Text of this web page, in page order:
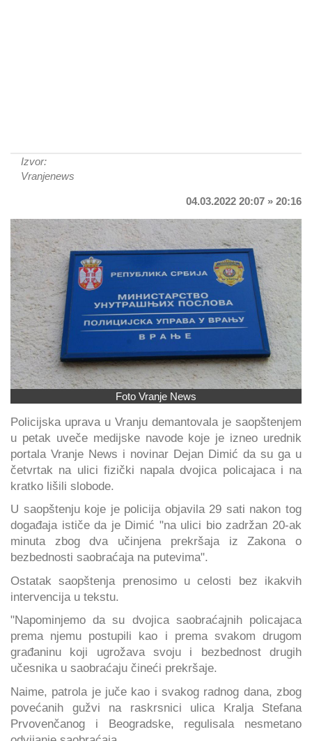
Izvor:
Vranjenews
04.03.2022 20:07 » 20:16
Foto Vranje News
Policijska uprava u Vranju demantovala je saopštenjem
u petak uveče medijske navode koje je izneo urednik
portala Vranje News i novinar Dejan Dimić da su ga u
četvrtak na ulici fizički napala dvojica policajaca i na
kratko lišili slobode.
U saopštenju koje je policija objavila 29 sati nakon tog
događaja ističe da je Dimić "na ulici bio zadržan 20-ak
minuta zbog dva učinjena prekršaja iz Zakona o
bezbednosti saobraćaja na putevima".
Ostatak saopštenja prenosimo u celosti bez ikakvih
intervencija u tekstu.
"Napominjemo da su dvojica saobraćajnih policajaca
prema njemu postupili kao i prema svakom drugom
građaninu koji ugrožava svoju i bezbednost drugih
učesnika u saobraćaju čineći prekršaje.
Naime, patrola je juče kao i svakog radnog dana, zbog
povećanih gužvi na raskrsnici ulica Kralja Stefana
Prvovenčanog i Beogradske, regulisala nesmetano